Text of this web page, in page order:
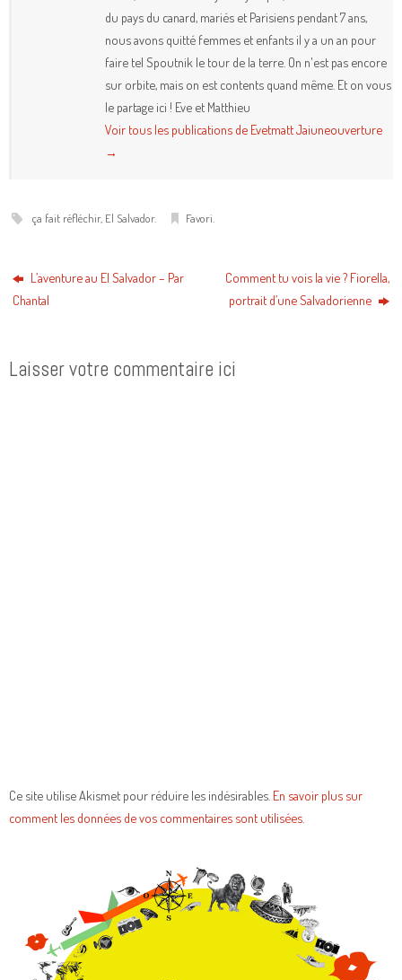
du pays du canard, mariés et Parisiens pendant 7 ans,
nous avons quitté femmes et enfants il y a un an pour
faire tel Spoutnik le tour de la terre. On n'est pas encore
sur orbite, mais on est contents quand même. Et on vous
le partage ici ! Eve et Matthieu
Voir tous les publications de Evetmatt Jaiuneouverture
→
ça fait réfléchir, El Salvador. Favori
L’aventure au El Salvador – Par
Chantal
Comment tu vois la vie ? Fiorella,
portrait d’une Salvadorienne
Laisser votre commentaire ici
Ce site utilise Akismet pour réduire les indésirables. En savoir plus sur
comment les données de vos commentaires sont utilisées